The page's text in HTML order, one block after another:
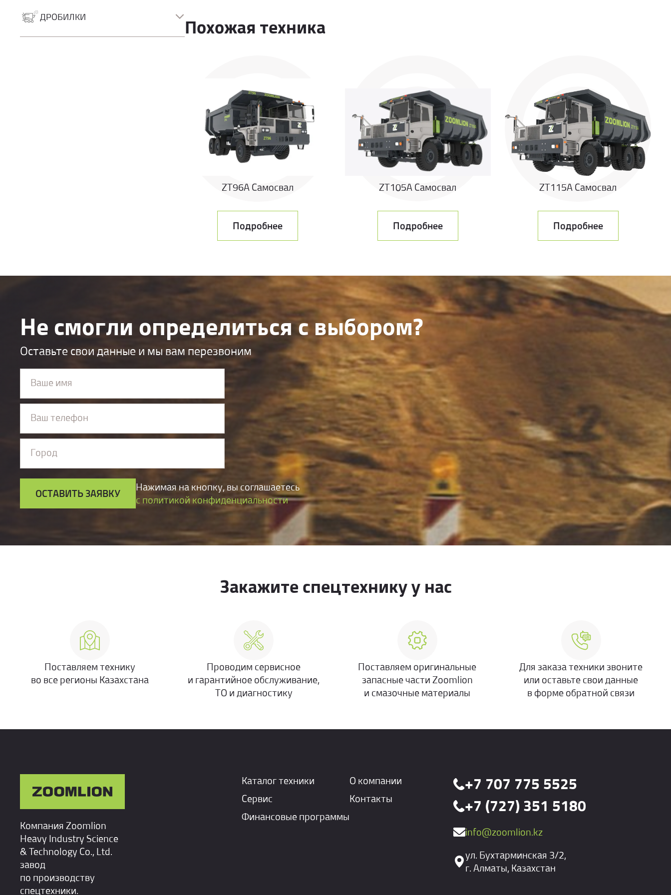
Грейферные экскаваторы
ДРОБИЛКИ Похожая техника
ZT96A Самосвал
Подробнее
ZT105A Самосвал
Подробнее
ZT115A Самосвал
Подробнее
Не смогли определиться с выбором?
Оставьте свои данные и мы вам перезвоним
Ваше имя
Ваш телефон
Город
ОСТАВИТЬ ЗАЯВКУ
Нажимая на кнопку, вы соглашаетесь
с политикой конфиденциальности
Закажите спецтехнику у нас
Поставляем технику
во все регионы Казахстана
Проводим сервисное
и гарантийное обслуживание,
ТО и диагностику
Поставляем оригинальные
запасные части Zoomlion
и смазочные материалы
Для заказа техники звоните
или оставьте свои данные
в форме обратной связи
Компания Zoomlion
Heavy Industry Science
& Technology Co., Ltd.
завод
по производству
спецтехники.
Каталог техники
Сервис
Финансовые программы
О компании
Контакты
+7 707 775 5525
+7 (727) 351 5180
info@zoomlion.kz
ул. Бухтарминская 3/2,
г. Алматы, Казахстан